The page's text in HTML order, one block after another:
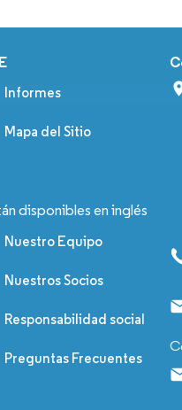
Informes
Mapa del Sitio
disponibles en inglés
Nuestro Equipo
Nuestros Socios
Responsabilidad social
Preguntas Frecuentes